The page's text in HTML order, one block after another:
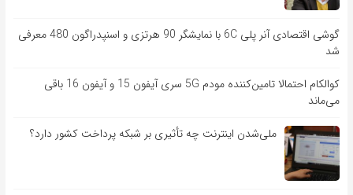
گوشی اقتصادی آنر پلی 6C با نمایشگر 90 هرتزی و اسنپدراگون 480 معرفی
شد
کوالکام احتمالا تامین‌کننده مودم 5G سری آیفون 15 و آیفون 16 باقی
می‌ماند
ملی‌شدن اینترنت چه تأثیری بر شبکه پرداخت کشور دارد؟